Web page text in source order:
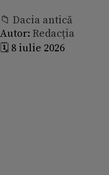
📁 Dacia antică
Autor: Redacția
🗓️ 8 iulie 2026